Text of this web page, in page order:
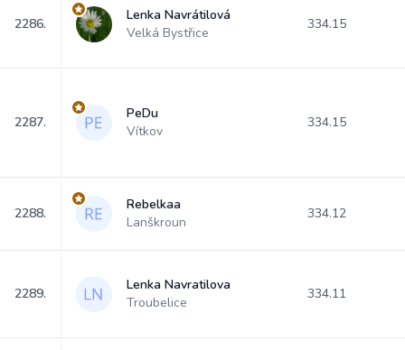
2286.
Lenka Navrátilová
Velká Bystřice
334.15
2287.
PeDu
Vítkov
334.15
2288.
Rebelkaa
Lanškroun
334.12
2289.
Lenka Navratilova
Troubelice
334.11